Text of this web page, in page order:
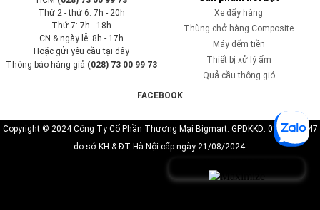
Thứ 2 - thứ 6: 7h - 20h
Thứ 7: 7h - 18h
CN & ngày lễ: 8h - 17h
Hoặc gửi yêu cầu tại đây
Thông báo hàng giả (028) 73 00 99 73
Xe đẩy hàng
Thùng chở hàng Composite
Máy đếm tiền
Thiết bị xử lý ẩm
Quả cầu thông gió
FACEBOOK
Copyright © 2024 Công Ty Cổ Phần Thương Mại Bigmart. GPDKKD: 0110819747
do sở KH & ĐT Hà Nội cấp ngày 21/08/2024.